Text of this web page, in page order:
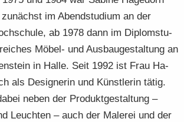
im Abend­stu­di­um an der
ab 1978 dann im Di­plom­stu­
Möbel-​ und Aus­bau­ge­stal­tung an
in Halle. Seit 1992 ist Frau Ha­
als De­si­gne­rin und Künst­le­rin tätig.
neben der Pro­dukt­ge­stal­tung –
Leuch­ten – auch der Ma­le­rei und der